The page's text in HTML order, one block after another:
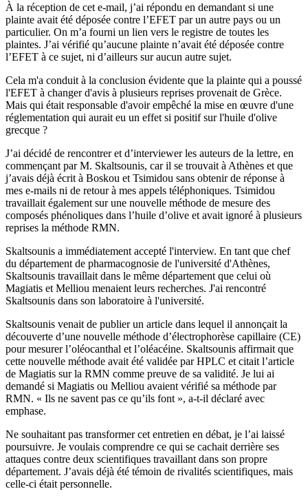
À la réception de cet e-mail, j’ai répondu en demandant si une
plainte avait été déposée contre l’EFET par un autre pays ou un
particulier. On m’a fourni un lien vers le registre de toutes les
plaintes. J’ai vérifié qu’aucune plainte n’avait été déposée contre
l’EFET à ce sujet, ni d’ailleurs sur aucun autre sujet.
Cela m'a conduit à la conclusion évidente que la plainte qui a poussé
l'EFET à changer d'avis à plusieurs reprises provenait de Grèce.
Mais qui était responsable d'avoir empêché la mise en œuvre d'une
réglementation qui aurait eu un effet si positif sur l'huile d'olive
grecque ?
J’ai décidé de rencontrer et d’interviewer les auteurs de la lettre, en
commençant par M. Skaltsounis, car il se trouvait à Athènes et que
j’avais déjà écrit à Boskou et Tsimidou sans obtenir de réponse à
mes e-mails ni de retour à mes appels téléphoniques. Tsimidou
travaillait également sur une nouvelle méthode de mesure des
composés phénoliques dans l’huile d’olive et avait ignoré à plusieurs
reprises la méthode RMN.
Skaltsounis a immédiatement accepté l'interview. En tant que chef
du département de pharmacognosie de l'université d'Athènes,
Skaltsounis travaillait dans le même département que celui où
Magiatis et Melliou menaient leurs recherches. J'ai rencontré
Skaltsounis dans son laboratoire à l'université.
Skaltsounis venait de publier un article dans lequel il annonçait la
découverte d’une nouvelle méthode d’électrophorèse capillaire (CE)
pour mesurer l’oléocanthal et l’oléacéine. Skaltsounis affirmait que
cette nouvelle méthode avait été validée par HPLC et citait l’article
de Magiatis sur la RMN comme preuve de sa validité. Je lui ai
demandé si Magiatis ou Melliou avaient vérifié sa méthode par
RMN. « Ils ne savent pas ce qu’ils font », a-t-il déclaré avec
emphase.
Ne souhaitant pas transformer cet entretien en débat, je l’ai laissé
poursuivre. Je voulais comprendre ce qui se cachait derrière ses
attaques contre deux scientifiques travaillant dans son propre
département. J’avais déjà été témoin de rivalités scientifiques, mais
celle-ci était personnelle.